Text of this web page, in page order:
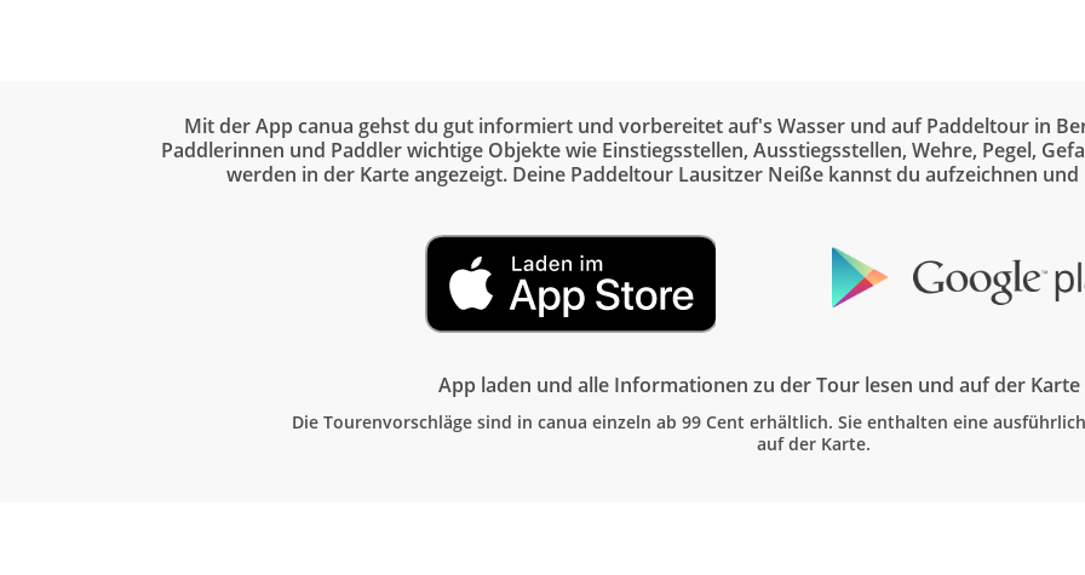
Mit der App canua gehst du gut informiert und vorbereitet auf's Wasser und auf Paddeltour in
Paddlerinnen und Paddler wichtige Objekte wie Einstiegsstellen, Ausstiegsstellen, Wehre, Pegel,
werden in der Karte angezeigt. Deine Paddeltour Lausitzer Neiße kannst du aufzeichnen
App laden und alle Informationen zu der Tour lesen und auf der Karte
Die Tourenvorschläge sind in canua einzeln ab 99 Cent erhältlich. Sie enthalten eine
auf der Karte.